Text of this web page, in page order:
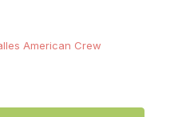
American Crew